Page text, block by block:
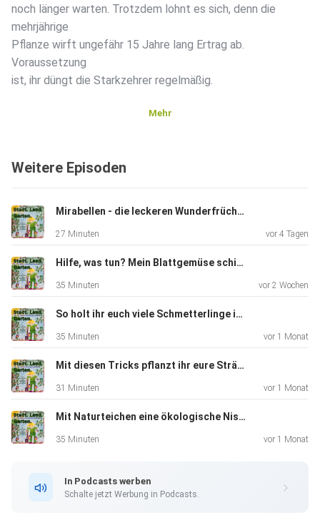
noch länger warten. Trotzdem lohnt es sich, denn die
mehrjährige
Pflanze wirft ungefähr 15 Jahre lang Ertrag ab.
Voraussetzung
ist, ihr düngt die Starkzehrer regelmäßig.
weniger
grünen
Spargel weg.
Hosted on Acast. See acast.com/privacy for more
Mehr
Weitere Episoden
Mirabellen - die leckeren Wunderfrüchtchen
27 Minuten vor 4 Tagen
Hilfe, was tun? Mein Blattgemüse schießt und blüht!
35 Minuten vor 2 Wochen
So holt ihr euch viele Schmetterlinge in den Garten
35 Minuten vor 1 Monat
Mit diesen Tricks pflanzt ihr eure Sträucher richtig
31 Minuten vor 1 Monat
Mit Naturteichen eine ökologische Nische im Garten schaffen
35 Minuten vor 1 Monat
In Podcasts werben
Schalte jetzt Werbung in Podcasts.